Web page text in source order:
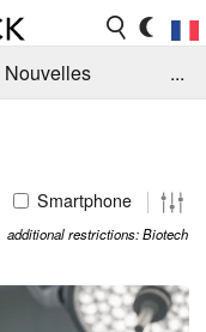
Nouvelles
...
Smartphone
additional restrictions: Biotech